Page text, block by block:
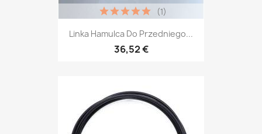
Linka Hamulca Do Przedniego...
36,52 €
(1)